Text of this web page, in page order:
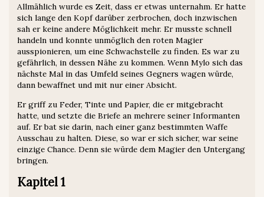
Allmählich wurde es Zeit, dass er etwas unternahm. Er hatte
sich lange den Kopf darüber zerbrochen, doch inzwischen
sah er keine andere Möglichkeit mehr. Er musste schnell
handeln und konnte unmöglich den roten Magier
ausspionieren, um eine Schwachstelle zu finden. Es war zu
gefährlich, in dessen Nähe zu kommen. Wenn Mylo sich das
nächste Mal in das Umfeld seines Gegners wagen würde,
dann bewaffnet und mit nur einer Absicht.
Er griff zu Feder, Tinte und Papier, die er mitgebracht
hatte, und setzte die Briefe an mehrere seiner Informanten
auf. Er bat sie darin, nach einer ganz bestimmten Waffe
Ausschau zu halten. Diese, so war er sich sicher, war seine
einzige Chance. Denn sie würde dem Magier den Untergang
bringen.
Kapitel 1